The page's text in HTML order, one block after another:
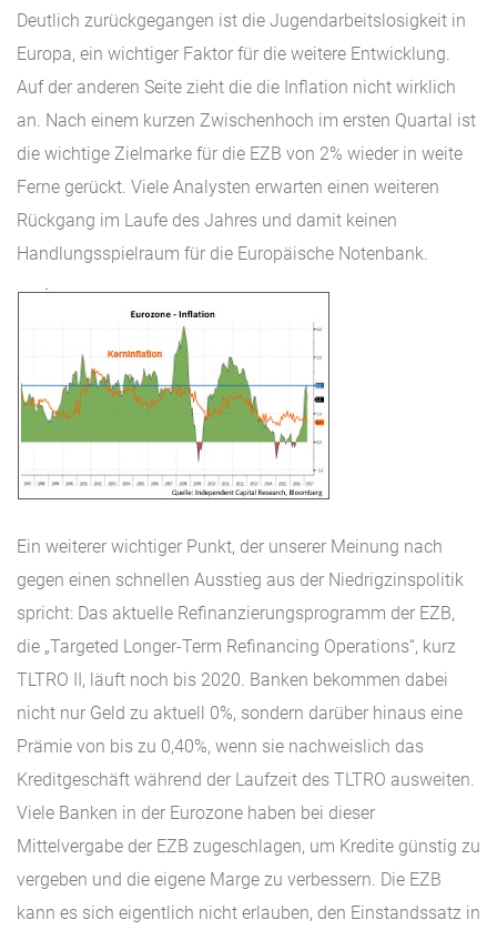
Deutlich zurückgegangen ist die Jugendarbeitslosigkeit in
Europa, ein wichtiger Faktor für die weitere Entwicklung.
Auf der anderen Seite zieht die die Inflation nicht wirklich
an. Nach einem kurzen Zwischenhoch im ersten Quartal ist
die wichtige Zielmarke für die EZB von 2% wieder in weite
Ferne gerückt. Viele Analysten erwarten einen weiteren
Rückgang im Laufe des Jahres und damit keinen
Handlungsspielraum für die Europäische Notenbank.
Ein weiterer wichtiger Punkt, der unserer Meinung nach
gegen einen schnellen Ausstieg aus der Niedrigzinspolitik
spricht: Das aktuelle Refinanzierungsprogramm der EZB,
die „Targeted Longer-Term Refinancing Operations“, kurz
TLTRO II, läuft noch bis 2020. Banken bekommen dabei
nicht nur Geld zu aktuell 0%, sondern darüber hinaus eine
Prämie von bis zu 0,40%, wenn sie nachweislich das
Kreditgeschäft während der Laufzeit des TLTRO ausweiten.
Viele Banken in der Eurozone haben bei dieser
Mittelvergabe der EZB zugeschlagen, um Kredite günstig zu
vergeben und die eigene Marge zu verbessern. Die EZB
kann es sich eigentlich nicht erlauben, den Einstandssatz in